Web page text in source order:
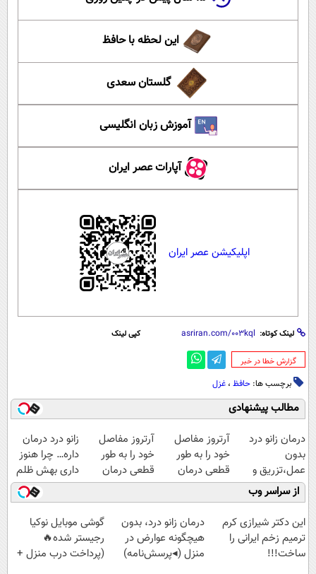
این لحظه با حافظ
گلستان سعدی
آموزش زبان انگلیسی
آپارات عصر ایران
اپلیکیشن عصر ایران
لینک کوتاه: کپی لینک
‌گزارش خطا در خبر
برچسب ها: حافظ ، غزل
مطالب پیشنهادی
درمان زانو درد
بدون
عمل،تزریق و
دارو
(◂پرسش‌نامه)
آرتروز مفاصل
خود را به طور
قطعی درمان
کنید!
◂پرسش‌نامه▸
آرتروز مفاصل
خود را به طور
قطعی درمان
کنید!
◗پرسش‌نامه◖
زانو درد درمان
داره… چرا هنوز
داری بهش ظلم
می‌کنی؟
از سراسر وب
این دکتر شیرازی کرم
ترمیم زخم ایرانی را
ساخت!!!
درمان زانو درد، بدون
هیچگونه عوارض در
منزل (◂پرسش‌نامه)
گوشی موبایل نوکیا
رجیستر شده🔥
(پرداخت درب منزل +